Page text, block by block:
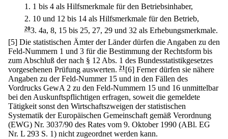
1. 1 bis 4 als Hilfsmerkmale für den Betriebsinhaber,
2. 10 und 12 bis 14 als Hilfsmerkmale für den Betrieb,
203. 4a, 8, 15 bis 25, 27, 29 und 32 als Erhebungsmerkmale.
[5] Die statistischen Ämter der Länder dürfen die Angaben zu den
Feld-Nummern 1 und 3 für die Bestimmung der Rechtsform bis
zum Abschluß der nach § 12 Abs. 1 des Bundesstatistikgesetzes
vorgesehenen Prüfung auswerten. 21[6] Ferner dürfen sie nähere
Angaben zu der Feld-Nummer 15 und in den Fällen des
Vordrucks GewA 2 zu den Feld-Nummern 15 und 16 unmittelbar
bei den Auskunftspflichtigen erfragen, soweit die gemeldete
Tätigkeit sonst den Wirtschaftszweigen der statistischen
Systematik der Europäischen Gemeinschaft gemäß Verordnung
(EWG) Nr. 3037/90 des Rates vom 9. Oktober 1990 (ABl. EG
Nr. L 293 S. 1) nicht zugeordnet werden kann.